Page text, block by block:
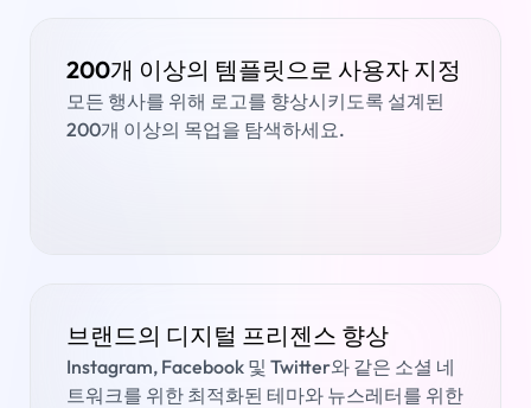
200개 이상의 템플릿으로 사용자 지정
모든 행사를 위해 로고를 향상시키도록 설계된
200개 이상의 목업을 탐색하세요.
브랜드의 디지털 프리젠스 향상
Instagram, Facebook 및 Twitter와 같은 소셜 네
트워크를 위한 최적화된 테마와 뉴스레터를 위한